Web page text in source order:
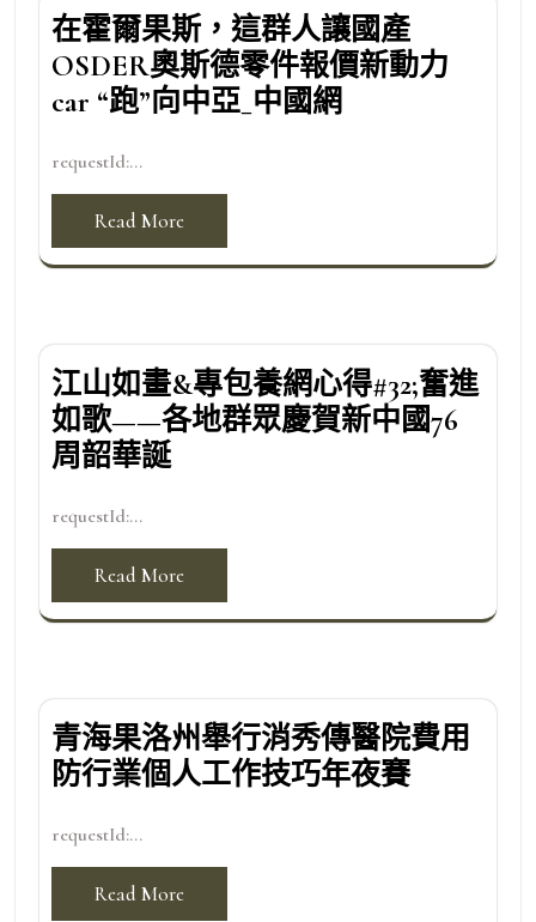
在霍爾果斯，這群人讓國產
OSDER奧斯德零件報價新動力
car “跑”向中亞_中國網
requestId:...
Read More
江山如畫&專包養網心得#32;奮進
如歌——各地群眾慶賀新中國76
周韶華誕
requestId:...
Read More
青海果洛州舉行消秀傳醫院費用
防行業個人工作技巧年夜賽
requestId:...
Read More